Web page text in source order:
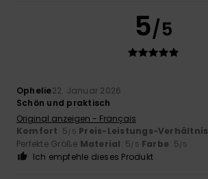
5/5
Ophelie22. Januar 2026
Schön und praktisch
Original anzeigen - Français
Komfort: 5/5 Preis-Leistungs-Verhältnis
Perfekte Größe Material: 5/5 Farbe: 5/5
Ich empfehle dieses Produkt